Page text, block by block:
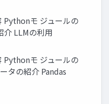
Pythonモ ジュールの
介 LLMの利用
Pythonモ ジュールの
タの紹介 Pandas